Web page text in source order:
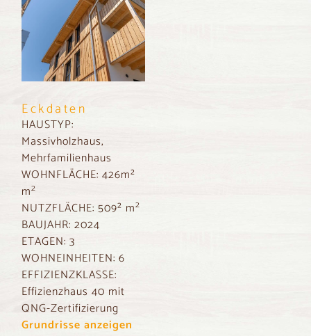
Eckdaten
HAUSTYP:
Massivholzhaus,
Mehrfamilienhaus
WOHNFLÄCHE: 426m²
m2
NUTZFLÄCHE: 509² m2
BAUJAHR: 2024
ETAGEN: 3
WOHNEINHEITEN: 6
EFFIZIENZKLASSE:
Effizienzhaus 40 mit
QNG-Zertifizierung
Grundrisse anzeigen